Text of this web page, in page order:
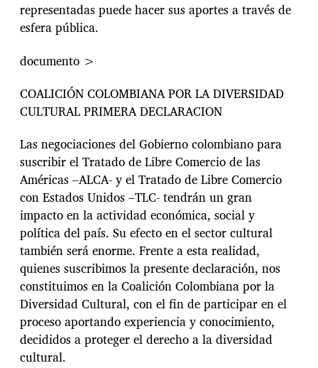
representadas puede hacer sus aportes a través de
esfera pública.
documento >
COALICIÓN COLOMBIANA POR LA DIVERSIDAD
CULTURAL PRIMERA DECLARACION
Las negociaciones del Gobierno colombiano para
suscribir el Tratado de Libre Comercio de las
Américas –ALCA- y el Tratado de Libre Comercio
con Estados Unidos –TLC- tendrán un gran
impacto en la actividad económica, social y
política del país. Su efecto en el sector cultural
también será enorme. Frente a esta realidad,
quienes suscribimos la presente declaración, nos
constituimos en la Coalición Colombiana por la
Diversidad Cultural, con el fin de participar en el
proceso aportando experiencia y conocimiento,
decididos a proteger el derecho a la diversidad
cultural.